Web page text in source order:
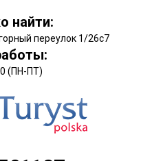
найти:
переулок 1/26с7
(ПН-ПТ)